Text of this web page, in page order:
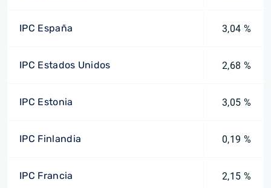
IPC España 3,04 %
IPC Estados Unidos 2,68 %
IPC Estonia 3,05 %
IPC Finlandia 0,19 %
IPC Francia 2,15 %